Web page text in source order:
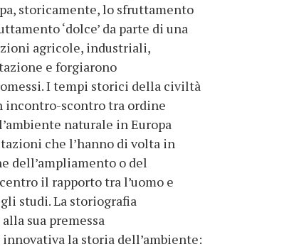
storicamente, lo sfruttamento
‘dolce’ da parte di una
agricole, industriali,
e forgiarono
I tempi storici della civiltà
incontro-scontro tra ordine
naturale in Europa
che l’hanno di volta in
dell’ampliamento o del
il rapporto tra l’uomo e
studi. La storiografia
sua premessa
la storia dell’ambiente: